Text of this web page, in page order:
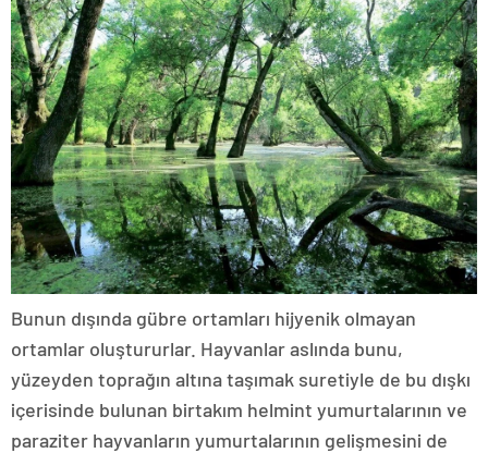
Bunun dışında gübre ortamları hijyenik olmayan
ortamlar oluştururlar. Hayvanlar aslında bunu,
yüzeyden toprağın altına taşımak suretiyle de bu dışkı
içerisinde bulunan birtakım helmint yumurtalarının ve
paraziter hayvanların yumurtalarının gelişmesini de